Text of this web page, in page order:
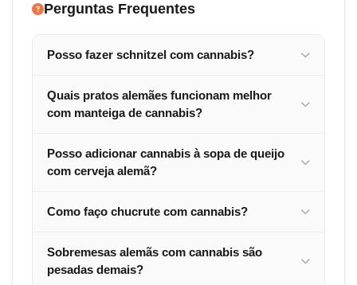
Perguntas Frequentes
Posso fazer schnitzel com cannabis?
Quais pratos alemães funcionam melhor
com manteiga de cannabis?
Posso adicionar cannabis à sopa de queijo
com cerveja alemã?
Como faço chucrute com cannabis?
Sobremesas alemãs com cannabis são
pesadas demais?